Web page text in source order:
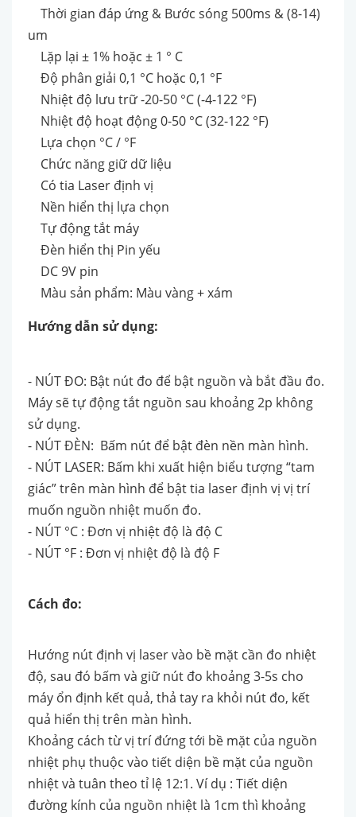
Thời gian đáp ứng & Bước sóng 500ms & (8-14)
um
Lặp lại ± 1% hoặc ± 1 ° C
Độ phân giải 0,1 °C hoặc 0,1 °F
Nhiệt độ lưu trữ -20-50 °C (-4-122 °F)
Nhiệt độ hoạt động 0-50 °C (32-122 °F)
Lựa chọn °C / °F
Chức năng giữ dữ liệu
Có tia Laser định vị
Nền hiển thị lựa chọn
Tự động tắt máy
Đèn hiển thị Pin yếu
DC 9V pin
Màu sản phẩm: Màu vàng + xám
Hướng dẫn sử dụng:
- NÚT ĐO: Bật nút đo để bật nguồn và bắt đầu đo.
Máy sẽ tự động tắt nguồn sau khoảng 2p không
sử dụng.
- NÚT ĐÈN: Bấm nút để bật đèn nền màn hình.
- NÚT LASER: Bấm khi xuất hiện biểu tượng “tam
giác” trên màn hình để bật tia laser định vị vị trí
muốn nguồn nhiệt muốn đo.
- NÚT °C : Đơn vị nhiệt độ là độ C
- NÚT °F : Đơn vị nhiệt độ là độ F
Cách đo:
Hướng nút định vị laser vào bề mặt cần đo nhiệt
độ, sau đó bấm và giữ nút đo khoảng 3-5s cho
máy ổn định kết quả, thả tay ra khỏi nút đo, kết
quả hiển thị trên màn hình.
Khoảng cách từ vị trí đứng tới bề mặt của nguồn
nhiệt phụ thuộc vào tiết diện bề mặt của nguồn
nhiệt và tuân theo tỉ lệ 12:1. Ví dụ : Tiết diện
đường kính của nguồn nhiệt là 1cm thì khoảng